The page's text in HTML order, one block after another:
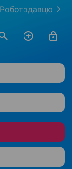
Роботодавцю